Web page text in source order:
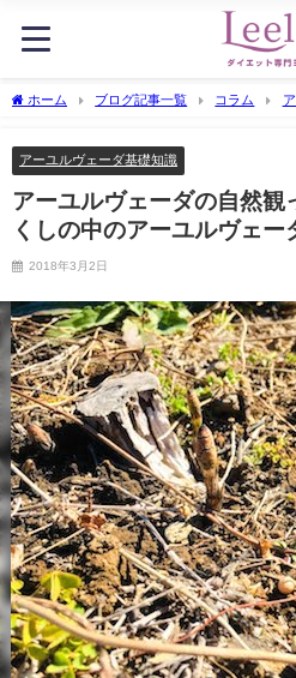
ホーム ブログ記事一覧 コラム
アーユルヴェーダ基礎知識
アーユルヴェーダの自然観
くしの中のアーユルヴェー
2018年3月2日